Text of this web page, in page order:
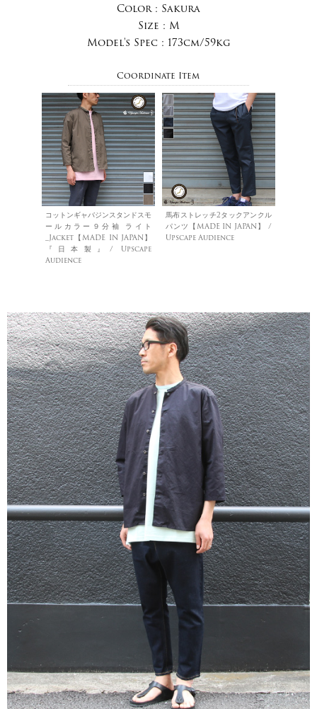
Color : Sakura
Size : M
Model's Spec : 173cm/59kg
Coordinate Item
コットンギャバジンスタンドスモ
ールカラー９分袖 ライト
_Jacket【MADE IN JAPAN】
『日本製』/ Upscape
Audience
馬布ストレッチ2タックアンクル
パンツ【MADE IN JAPAN】 /
Upscape Audience